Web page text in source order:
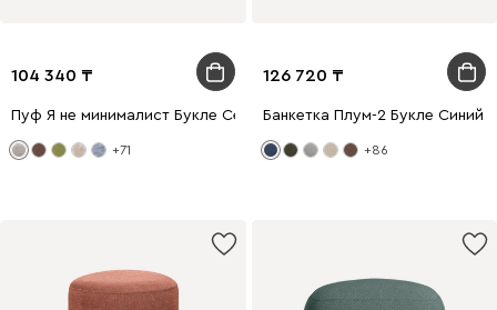
104 340
Пуф Я не минималист Букле Серый
+71
126 720
Банкетка Плум-2 Букле Синий
+86